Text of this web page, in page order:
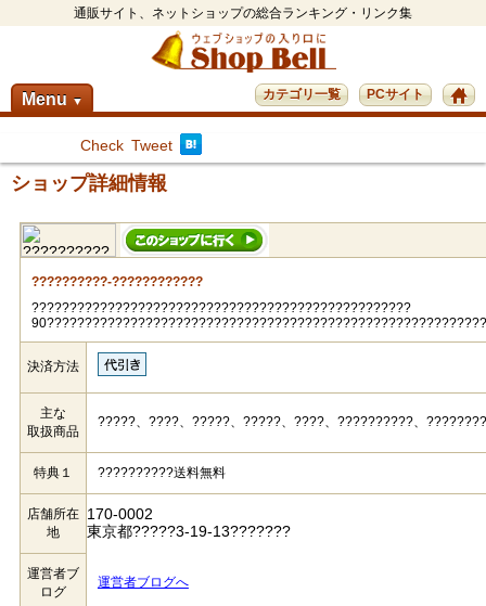
通販サイト、ネットショップの総合ランキング・リンク集
Menu ▼ PCサイト
カテゴリ一覧
Check Tweet
ショップ詳細情報
??????????-????????????
??????????????????????????????????????????????????
決済方法
主な
取扱商品
?????、????、?????、?????、????、??????????、
特典１ ??????????送料無料
店舗所在
地
170-0002
東京都?????3-19-13???????
運営者ブ
ログ
運営者ブログへ